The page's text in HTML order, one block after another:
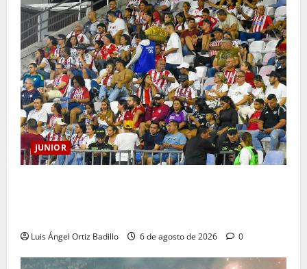
JUNIOR
Luis Ángel Ortiz Badillo 6 de agosto de 2026 0